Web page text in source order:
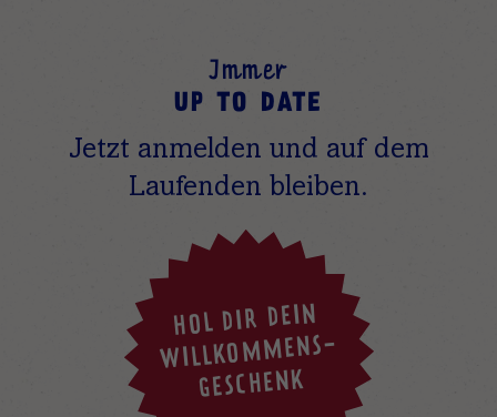
Immer
UP TO DATE
Jetzt anmelden und auf dem
Laufenden bleiben.
HOL DIR DEIN
WILLKOMMENS-
GESCHENK